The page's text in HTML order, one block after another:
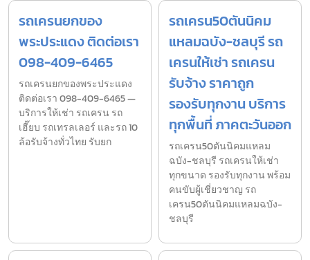
รถเครนยกของ
พระประแดง ติดต่อเรา
098-409-6465
รถเครนยกของพระประแดง
ติดต่อเรา 098-409-6465 —
บริการให้เช่า รถเครน รถ
เฮี๊ยบ รถเทรลเลอร์ และรถ 10
ล้อรับจ้างทั่วไทย รับยก
รถเครน50ตันนิคม
แหลมฉบัง-ชลบุรี รถ
เครนให้เช่า รถเครน
รับจ้าง ราคาถูก
รองรับทุกงาน บริการ
ทุกพื้นที่ ภาคตะวันออก
รถเครน50ตันนิคมแหลม
ฉบัง-ชลบุรี รถเครนให้เช่า
ทุกขนาด รองรับทุกงาน พร้อม
คนขับผู้เชี่ยวชาญ รถ
เครน50ตันนิคมแหลมฉบัง-
ชลบุรี